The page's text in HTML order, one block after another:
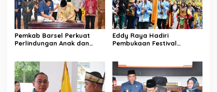
Pemkab Barsel Perkuat
Perlindungan Anak dan
Eddy Raya Hadiri
Pembukaan Festival